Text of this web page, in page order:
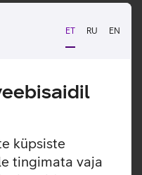
ET RU EN
küpsiste
tingimata vaja
klienditeeninduse